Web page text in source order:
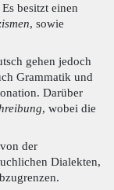
besitzt einen
, sowie
gehen jedoch
Grammatik und
Darüber
, wobei die
der
Dialekten,